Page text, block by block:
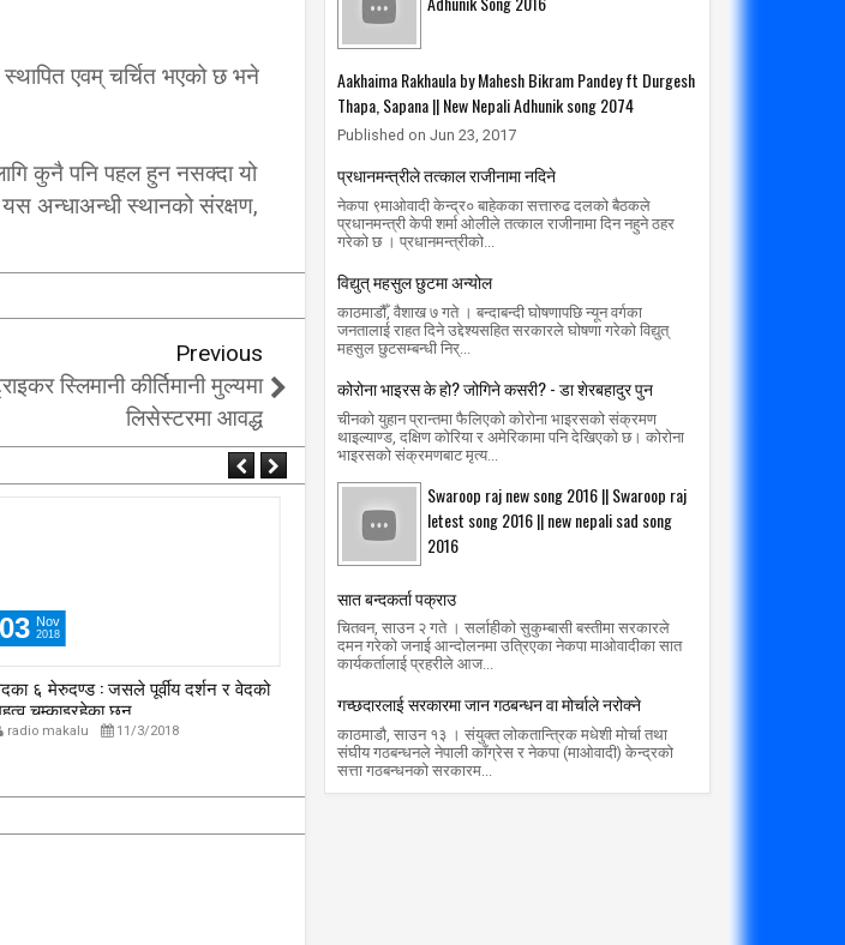
एवम् चर्चित भएको छ भने
कुनै पनि पहल हुन नसक्दा यो
यस अन्धाअन्धी स्थानको संरक्षण,
Previous
स्लिमानी कीर्तिमानी मुल्यमा
लिसेस्टरमा आवद्ध
03 Nov
2018
६ मेरुदण्ड : जसले पूर्वीय दर्शन र वेदको
चम्काइरहेका छन्
radio makalu 11/3/2018
Oct
2018
radio makalu 10/21/2018
17 Oct
2018
radio makalu
Aakhaima Rakhaula by Mahesh Bikram Pandey ft Durgesh
Thapa, Sapana || New Nepali Adhunik song 2074
Published on Jun 23, 2017
प्रधानमन्त्रीले तत्काल राजीनामा नदिने
नेकपा ९माओवादी केन्द्र० बाहेकका सत्तारुढ दलको बैठकले
प्रधानमन्त्री केपी शर्मा ओलीले तत्काल राजीनामा दिन नहुने ठहर
गरेको छ । प्रधानमन्त्रीको...
विद्युत् महसुल छुटमा अन्योल
काठमाडौँ, वैशाख ७ गते । बन्दाबन्दी घोषणापछि न्यून वर्गका
जनतालाई राहत दिने उद्देश्यसहित सरकारले घोषणा गरेको विद्युत्
महसुल छुटसम्बन्धी निर्...
कोरोना भाइरस के हो? जोगिने कसरी? - डा शेरबहादुर पुन
चीनको युहान प्रान्तमा फैलिएको कोरोना भाइरसको संक्रमण
थाइल्याण्ड, दक्षिण कोरिया र अमेरिकामा पनि देखिएको छ। कोरोना
भाइरसको संक्रमणबाट मृत्य...
Swaroop raj new song 2016 || Swaroop raj
letest song 2016 || new nepali sad song
2016
सात बन्दकर्ता पक्राउ
चितवन, साउन २ गते । सर्लाहीको सुकुम्बासी बस्तीमा सरकारले
दमन गरेको जनाई आन्दोलनमा उत्रिएका नेकपा माओवादीका सात
कार्यकर्तालाई प्रहरीले आज...
गच्छदारलाई सरकारमा जान गठबन्धन वा मोर्चाले नरोक्ने
काठमाडौ, साउन १३ । संयुक्त लोकतान्त्रिक मधेशी मोर्चा तथा
संघीय गठबन्धनले नेपाली काँग्रेस र नेकपा (माओवादी) केन्द्रको
सत्ता गठबन्धनको सरकारम...